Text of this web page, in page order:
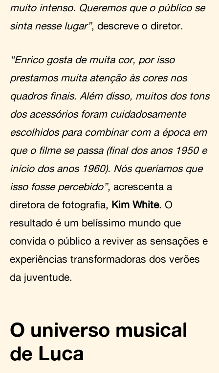
muito intenso. Queremos que o público se
sinta nesse lugar”, descreve o diretor.
“Enrico gosta de muita cor, por isso
prestamos muita atenção às cores nos
quadros finais. Além disso, muitos dos tons
dos acessórios foram cuidadosamente
escolhidos para combinar com a época em
que o filme se passa (final dos anos 1950 e
início dos anos 1960). Nós queríamos que
isso fosse percebido”, acrescenta a
diretora de fotografia, Kim White. O
resultado é um belíssimo mundo que
convida o público a reviver as sensações e
experiências transformadoras dos verões
da juventude.
O universo musical
de Luca